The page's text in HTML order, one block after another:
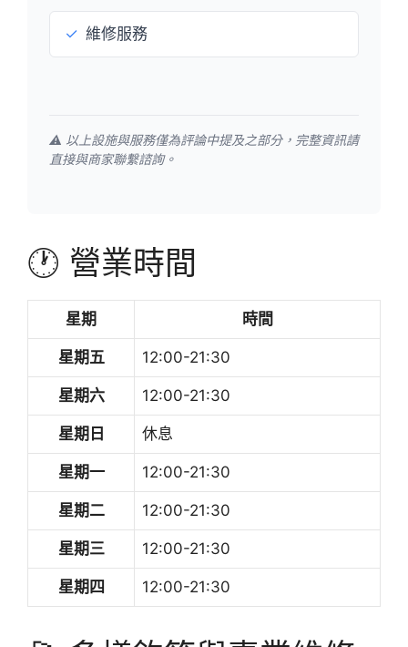
✓ 維修服務
⚠️ 以上設施與服務僅為評論中提及之部分，完整資訊請
直接與商家聯繫諮詢。
🕐 營業時間
星期 時間
星期五 12:00-21:30
星期六 12:00-21:30
星期日 休息
星期一 12:00-21:30
星期二 12:00-21:30
星期三 12:00-21:30
星期四 12:00-21:30